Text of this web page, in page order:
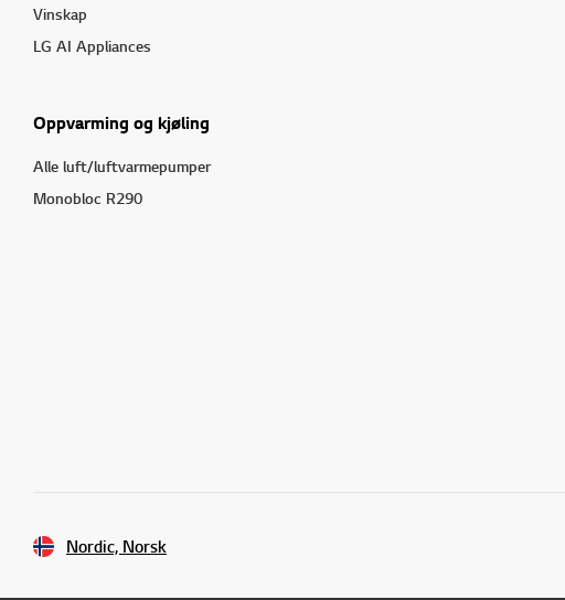
Vinskap
LG AI Appliances
Oppvarming og kjøling
Alle luft/luftvarmepumper
Monobloc R290
Nordic, Norsk